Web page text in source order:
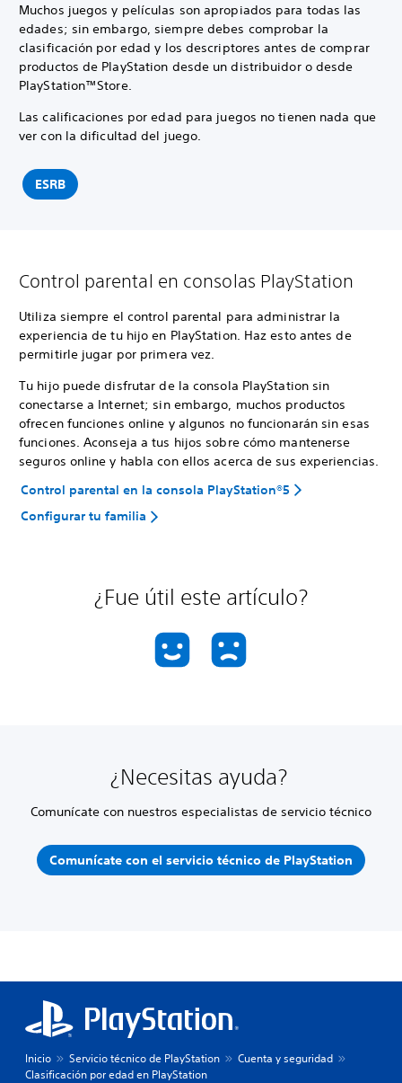
Muchos juegos y películas son apropiados para todas las
edades; sin embargo, siempre debes comprobar la
clasificación por edad y los descriptores antes de comprar
productos de PlayStation desde un distribuidor o desde
PlayStation™Store.
Las calificaciones por edad para juegos no tienen nada que
ver con la dificultad del juego.
ESRB
Control parental en consolas PlayStation
Utiliza siempre el control parental para administrar la
experiencia de tu hijo en PlayStation. Haz esto antes de
permitirle jugar por primera vez.
Tu hijo puede disfrutar de la consola PlayStation sin
conectarse a Internet; sin embargo, muchos productos
ofrecen funciones online y algunos no funcionarán sin esas
funciones. Aconseja a tus hijos sobre cómo mantenerse
seguros online y habla con ellos acerca de sus experiencias.
Control parental en la consola PlayStation®5
Configurar tu familia
¿Fue útil este artículo?
¿Necesitas ayuda?
Comunícate con nuestros especialistas de servicio técnico
Comunícate con el servicio técnico de PlayStation
Inicio Servicio técnico de PlayStation
Cuenta y seguridad
Clasificación por edad en PlayStation